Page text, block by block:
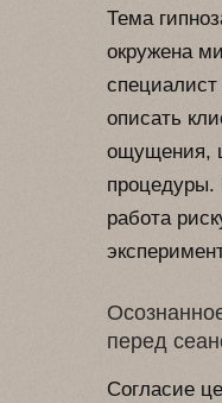
Тема
окружена
специалист
описать
ощущения,
процедуры.
работа
перед
Согласие